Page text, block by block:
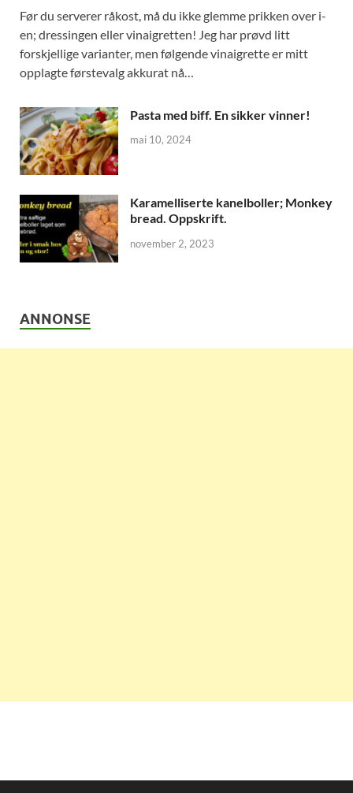
Før du serverer råkost, må du ikke glemme prikken over i-
en; dressingen eller vinaigretten! Jeg har prøvd litt
forskjellige varianter, men følgende vinaigrette er mitt
opplagte førstevalg akkurat nå…
Pasta med biff. En sikker vinner!
mai 10, 2024
Karamelliserte kanelboller; Monkey
bread. Oppskrift.
november 2, 2023
ANNONSE